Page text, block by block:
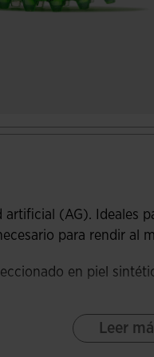
artificial (AG). Ideales
para rendir al
en piel
SYSTEM, un calcetín
Leer